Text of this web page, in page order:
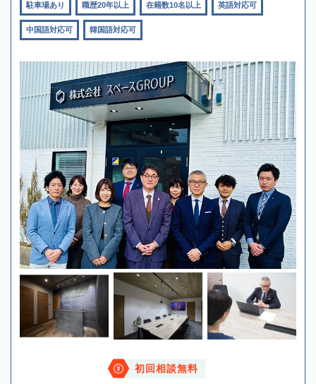
駐車場あり 職歴20年以上 在籍数10名以上 英語対応可
中国語対応可 韓国語対応可
初回相談無料